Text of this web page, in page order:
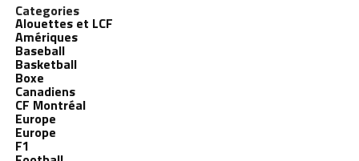
Categories
Alouettes et LCF
Amériques
Baseball
Basketball
Boxe
Canadiens
CF Montréal
Europe
Europe
F1